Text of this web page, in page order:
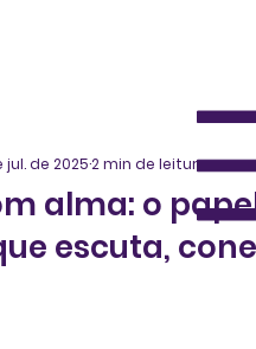
alma: o
escuta,
jul. de 20252 min de leitura
5 estrelas.